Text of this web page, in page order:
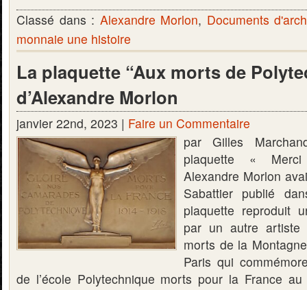
Classé dans : Alexandre Morlon, Documents
monnaie une histoire
La plaquette “Aux morts de
d’Alexandre Morlon
janvier 22nd, 2023 | Faire un Commentaire
par Gilles
plaquette «
Alexandre Morlon
Sabattier publié
plaquette reproduit
par un autre
morts de la
Paris qui
de l’école Polytechnique morts pour la France